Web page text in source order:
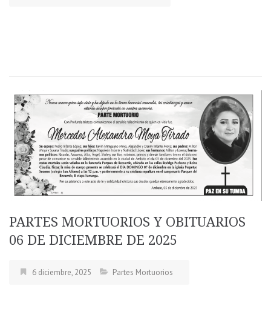
PARTES MORTUORIOS Y OBITUARIOS
06 DE DICIEMBRE DE 2025
6 diciembre, 2025 Partes Mortuorios